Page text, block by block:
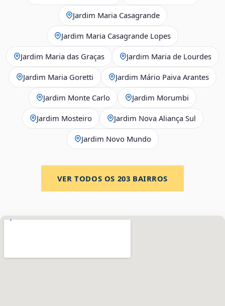
Jardim Maria Casagrande
Jardim Maria Casagrande Lopes
Jardim Maria das Graças Jardim Maria de Lourdes
Jardim Maria Goretti Jardim Mário Paiva Arantes
Jardim Monte Carlo Jardim Morumbi
Jardim Mosteiro Jardim Nova Aliança Sul
Jardim Novo Mundo
VER TODOS OS 203 BAIRROS